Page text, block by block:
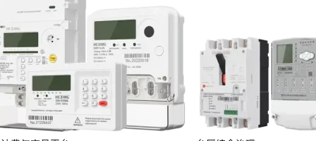
投资者关系
定期报告
临时公告
投资者保护
投资者互动